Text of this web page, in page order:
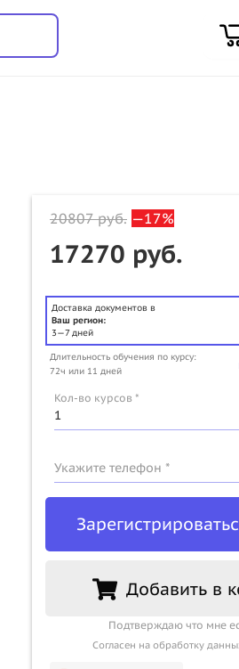
20807руб. —17%
17270 руб.
Доставка документов в
Ваш регион:
3—7 дней
Длительность обучения по курсу:
72ч или 11 дней
Кол-во курсов *
Укажите телефон *
Добавить в
Подтверждаю что мне
Согласен на обработку